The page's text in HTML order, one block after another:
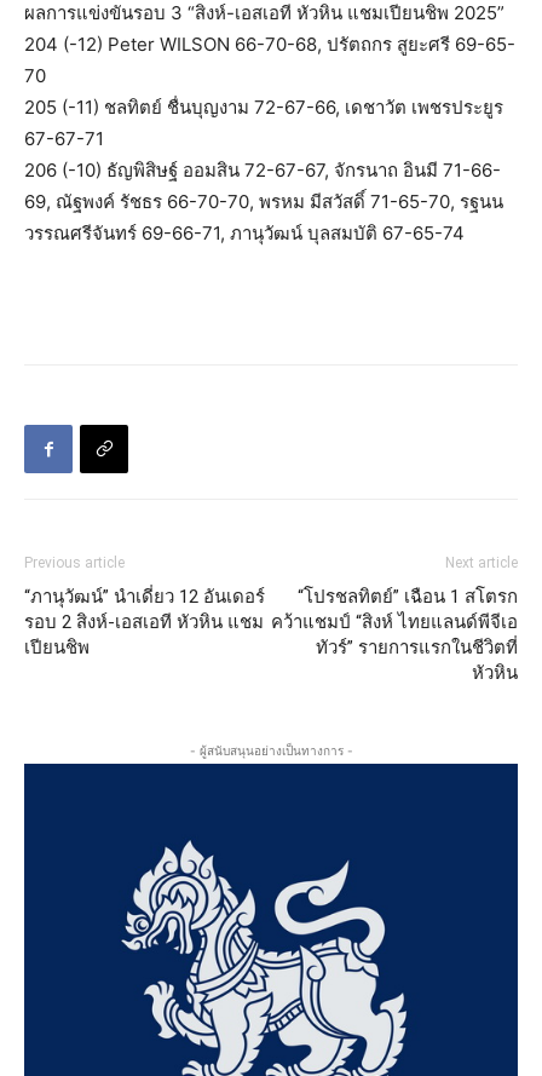
ผลการแข่งขันรอบ 3 “สิงห์-เอสเอที หัวหิน แชมเปียนชิพ 2025”
204 (-12) Peter WILSON 66-70-68, ปรัตถกร สูยะศรี 69-65-
70
205 (-11) ชลทิตย์ ชื่นบุญงาม 72-67-66, เดชาวัต เพชรประยูร
67-67-71
206 (-10) ธัญพิสิษฐ์ ออมสิน 72-67-67, จักรนาถ อินมี 71-66-
69, ณัฐพงค์ รัชธร 66-70-70, พรหม มีสวัสดิ์ 71-65-70, รฐนน
วรรณศรีจันทร์ 69-66-71, ภานุวัฒน์ บุลสมบัติ 67-65-74
Previous article
“ภานุวัฒน์” นำเดี่ยว 12 อันเดอร์
รอบ 2 สิงห์-เอสเอที หัวหิน แชม
เปียนชิพ
Next article
“โปรชลทิตย์” เฉือน 1 สโตรก
คว้าแชมป์ “สิงห์ ไทยแลนด์พีจีเอ
ทัวร์” รายการแรกในชีวิตที่
หัวหิน
- ผู้สนับสนุนอย่างเป็นทางการ -